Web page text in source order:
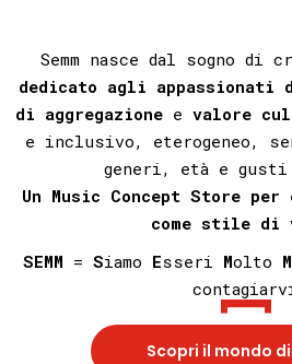
Semm nasce dal sogno di
dedicato agli appassionati
di aggregazione e valore
e inclusivo, eterogeneo,
generi, età e
Un Music Concept Store
come stile di
SEMM = Siamo Esseri Molto M
Scopri il mondo